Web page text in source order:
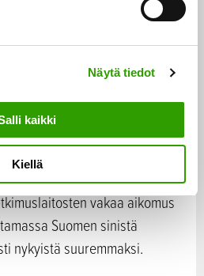
Näytä tiedot
kaikki
Kiellä
koordinoivat ja
toimivat Aktion
Fiskarförbundin
toteuttajat tekevät tiivistä
saadaan tehokkaaseen
kalasektorin hyödyksi.
yhdessä alan toimijoiden
vakaa aikomus
Suomen sinistä
nykyistä suuremmaksi.